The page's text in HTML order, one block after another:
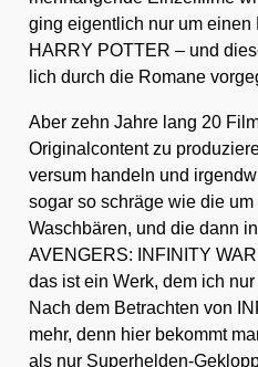
ging eigent­lich nur um einen
HARRY POTTER – und
lich durch die Roma­ne
Aber zehn Jah­re lang 20
Ori­gi­nal­con­tent zu
ver­sum han­deln und
sogar so schrä­ge wie die
Wasch­bä­ren, und die dann
AVENGERS: INFINITY
das ist ein Werk, dem ich
Nach dem Betrach­ten von
mehr, denn hier bekommt
als nur Super­hel­den-